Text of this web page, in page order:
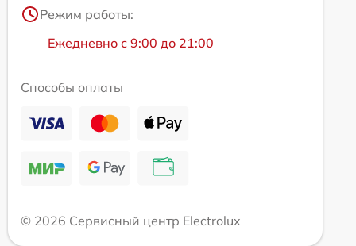
Режим работы:
Ежедневно с 9:00 до 21:00
Способы оплаты
© 2026 Сервисный центр Electrolux